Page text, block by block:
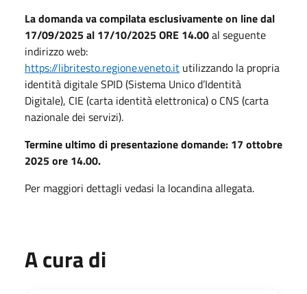
La domanda va compilata esclusivamente on line dal
17/09/2025 al 17/10/2025 ORE 14.00al seguente
indirizzo web:
https://libritesto.regione.veneto.it utilizzando la propria
identità digitale SPID (Sistema Unico d’Identità
Digitale), CIE (carta identità elettronica) o CNS (carta
nazionale dei servizi).
Termine ultimo di presentazione domande: 17 ottobre
2025 ore 14.00.
Per maggiori dettagli vedasi la locandina allegata.
A cura di